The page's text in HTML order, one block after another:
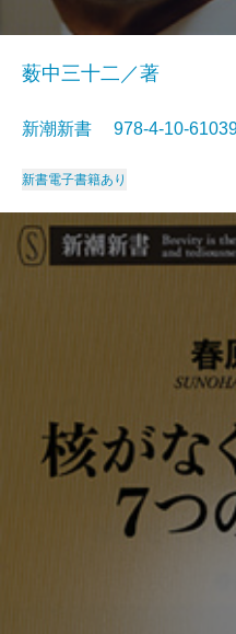
薮中三十二／著
新潮新書 978-4-10-
新書電子書籍あり